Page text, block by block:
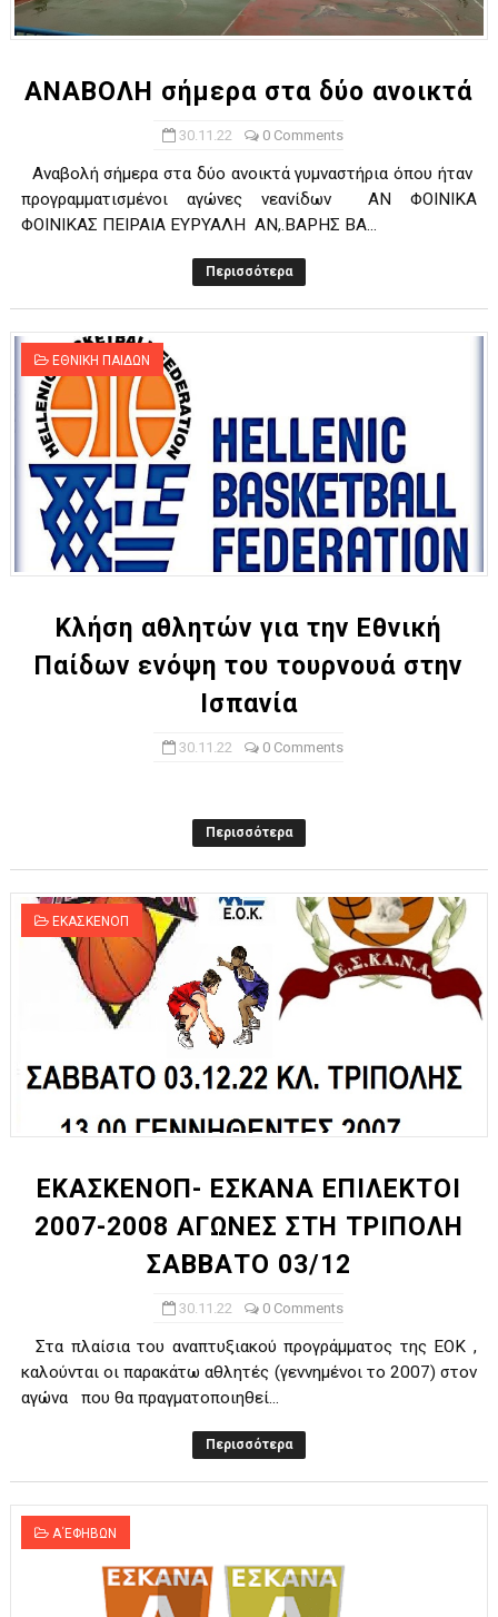
ΧΡΟΝΙΑ ΠΟΛΛΑ ΣΤΟ ΕΛΛΗΝΙΚΟ ΜΠΑΣΚΕΤ : 39Η ΕΠΕΤΕΙΟΣ ΑΠΟ
Ο δρόμος για τον 29ο τελικό κυπέλλου ανδρών ΕΣΚΑΝΑ
U21: Τεράστια πρόκριση για τον Πανελευσινιακό στον
Γ΄ανδρών play offs : "Σκληρό" καρύδι η Φιλία Περάματος
Play off B εφήβων Β φάση Στο f4 ΑΕ Ρέντη, Πέρα , Ερμής
ΑΝΑΒΟΛΗ σήμερα στα δύο ανοικτά
30.11.22 0 Comments
Αναβολή σήμερα στα δύο ανοικτά γυμναστήρια όπου ήταν
προγραμματισμένοι αγώνες νεανίδων ΑΝ ΦΟΙΝΙΚΑ
ΦΟΙΝΙΚΑΣ ΠΕΙΡΑΙΑ ΕΥΡΥΑΛΗ ΑΝ,.ΒΑΡΗΣ ΒΑ...
Περισσότερα
ΕΘΝΙΚΗ ΠΑΙΔΩΝ
Κλήση αθλητών για την Εθνική
Παίδων ενόψη του τουρνουά στην
Ισπανία
30.11.22 0 Comments
Περισσότερα
ΕΚΑΣΚΕΝΟΠ
ΕΚΑΣΚΕΝΟΠ- ΕΣΚΑΝΑ ΕΠΙΛΕΚΤΟΙ
2007-2008 ΑΓΩΝΕΣ ΣΤΗ ΤΡΙΠΟΛΗ
ΣΑΒΒΑΤΟ 03/12
30.11.22 0 Comments
Στα πλαίσια του αναπτυξιακού προγράμματος της ΕΟΚ ,
καλούνται οι παρακάτω αθλητές (γεννημένοι το 2007) στον
αγώνα που θα πραγματοποιηθεί...
Περισσότερα
Α΄ΕΦΗΒΩΝ